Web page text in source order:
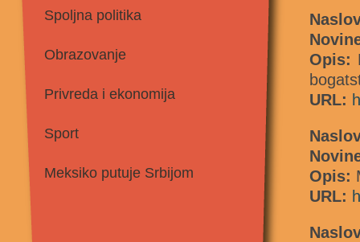
Spoljna politika
Obrazovanje
Privreda i ekonomija
Sport
Meksiko putuje Srbijom
Opis:
URL:
Opis:
URL: